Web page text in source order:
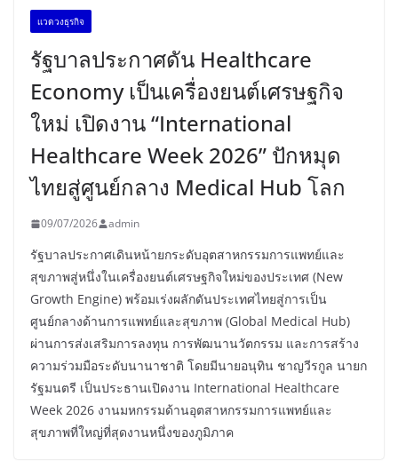
เเวดวงธุรกิจ
รัฐบาลประกาศดัน Healthcare
Economy เป็นเครื่องยนต์เศรษฐกิจ
ใหม่ เปิดงาน “International
Healthcare Week 2026” ปักหมุด
ไทยสู่ศูนย์กลาง Medical Hub โลก
09/07/2026 admin
รัฐบาลประกาศเดินหน้ายกระดับอุตสาหกรรมการแพทย์และ
สุขภาพสู่หนึ่งในเครื่องยนต์เศรษฐกิจใหม่ของประเทศ (New
Growth Engine) พร้อมเร่งผลักดันประเทศไทยสู่การเป็น
ศูนย์กลางด้านการแพทย์และสุขภาพ (Global Medical Hub)
ผ่านการส่งเสริมการลงทุน การพัฒนานวัตกรรม และการสร้าง
ความร่วมมือระดับนานาชาติ โดยมีนายอนุทิน ชาญวีรกูล นายก
รัฐมนตรี เป็นประธานเปิดงาน International Healthcare
Week 2026 งานมหกรรมด้านอุตสาหกรรมการแพทย์และ
สุขภาพที่ใหญ่ที่สุดงานหนึ่งของภูมิภาค